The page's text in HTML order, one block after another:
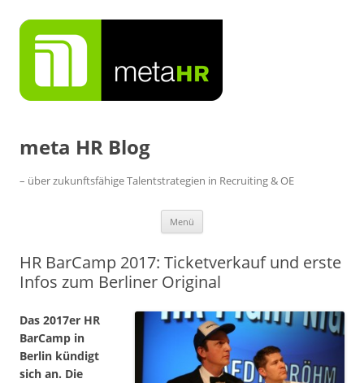
Inhalt
springen
meta HR Blog
– über zukunftsfähige Talentstrategien in Recruiting & OE
Menü
HR BarCamp 2017: Ticketverkauf und erste
Infos zum Berliner Original
Das 2017er HR
BarCamp in
Berlin kündigt
sich an. Die